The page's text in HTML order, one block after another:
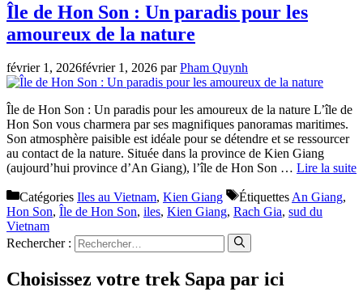
Île de Hon Son : Un paradis pour les
amoureux de la nature
février 1, 2026février 1, 2026 parPham Quynh
Île de Hon Son : Un paradis pour les amoureux de la nature L’île de
Hon Son vous charmera par ses magnifiques panoramas maritimes.
Son atmosphère paisible est idéale pour se détendre et se ressourcer
au contact de la nature. Située dans la province de Kien Giang
(aujourd’hui province d’An Giang), l’île de Hon Son … Lire la suite
Catégories Iles au Vietnam, Kien Giang ÉtiquettesAn Giang,
Hon Son, Île de Hon Son, iles, Kien Giang, Rach Gia, sud du
Vietnam
Rechercher :
Choisissez votre trek Sapa par ici